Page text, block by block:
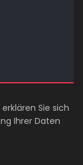
Sie sich
Ihrer Daten